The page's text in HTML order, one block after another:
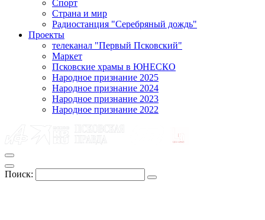
Спорт
Страна и мир
Радиостанция "Серебряный дождь"
Проекты
телеканал "Первый Псковский"
Маркет
Псковские храмы в ЮНЕСКО
Народное признание 2025
Народное признание 2024
Народное признание 2023
Народное признание 2022
Поиск: